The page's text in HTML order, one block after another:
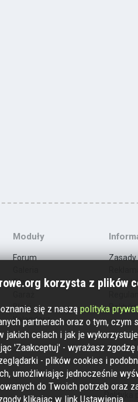
Moduły
Forum
Filmy
Blogi
Kalendarz
Zasady
Kontakt
Polityka
korzysta z plików
się z nasząpolityka
partnerach oraz o tym, czym
jakich celach i jak je
'Zaakceptuj' - wyrażasz
- plików cookies i
umożliwiając jednocześnie
do Twoich potrzeb oraz
klikając w link Ustawienia.